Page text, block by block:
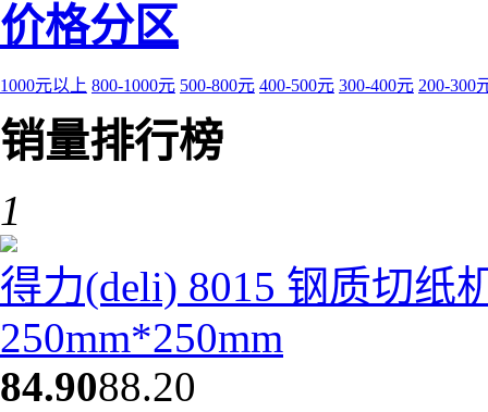
价格分区
1000元以上 800-1000元 500-800元 400-500元 300-400元 200-300
销量排行榜
1
得力(deli) 8015 钢质切纸
250mm*250mm
84.9088.20